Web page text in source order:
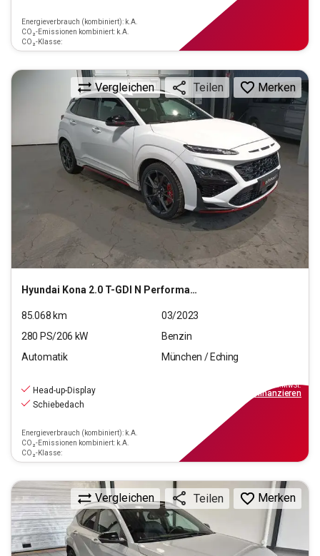
Energieverbrauch (kombiniert): k.A.
CO₂-Emissionen kombiniert: k.A.
CO₂-Klasse:
Hyundai Kona 2.0 T-GDI N Performance
Vergleichen Teilen Merken
85.068km
03/2023
280 PS/206 kW
Benzin
Automatik
München / Eching
Head-up-Display
Schiebedach
Energieverbrauch (kombiniert): k.A.
CO₂-Emissionen kombiniert: k.A.
CO₂-Klasse:
inkl.MwSt.
finanzieren
Vergleichen Teilen Merken